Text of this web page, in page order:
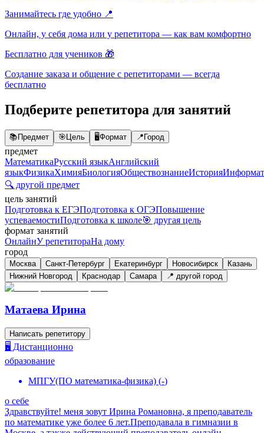
Занимайтесь где удобно 📍
Онлайн, у себя дома или у репетитора — как вам комфортно
Бесплатно для учеников 🎁
Создание заказа и общение с репетиторами — всегда
бесплатно
Подберите репетитора для занятий
📚Предмет 🎯Цель 🖥️Формат 📍Город
предмет
МатематикаРусский языкАнглийский
языкФизикаХимияБиологияОбществознаниеИстория
🔍 другой предмет
цель занятий
Подготовка к ЕГЭПодготовка к ОГЭПовышение
успеваемостиПодготовка к школе🎯 другая цель
формат занятий
ОнлайнУ репетитораНа дому
город
Москва Санкт-Петербург Екатеринбург Новосибирск
Казань
Нижний Новгород
Краснодар Самара 📍 другой город
Матаева Ирина
Написать репетитору
🖥️ Дистанционно
образование
МПГУ(ПО математика-физика) (-)
о себе
Здравствуйте! меня зовут Ирина Романовна, я преподаватель
по математике уже более 6 лет.Преподавала в гимназии в